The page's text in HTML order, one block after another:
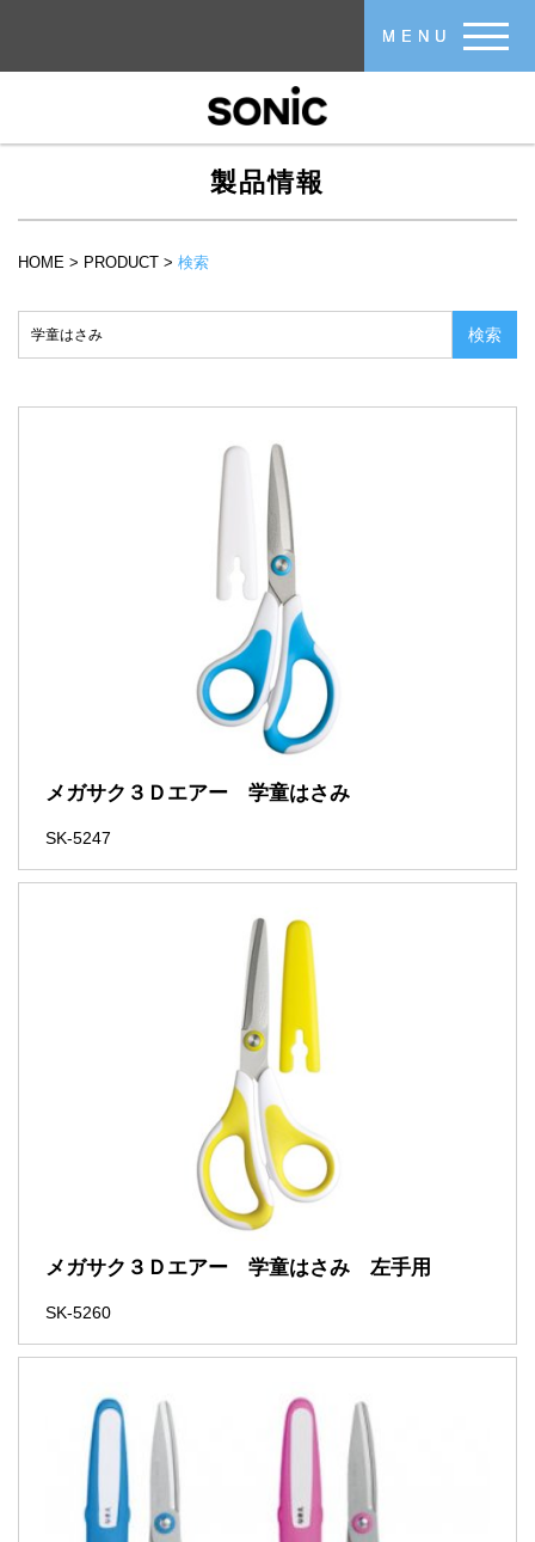
MENU
製品情報
HOME > PRODUCT > 検索
メガサク３Ｄエアー 学童はさみ
SK-5247
メガサク３Ｄエアー 学童はさみ 左手用
SK-5260